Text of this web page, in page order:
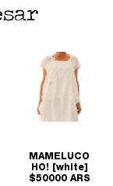
MAMELUCO
HO! [white]
$50000 ARS